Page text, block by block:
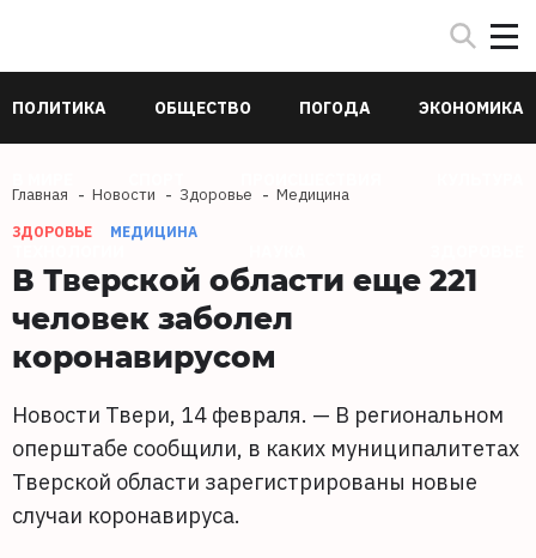
ПОЛИТИКА ОБЩЕСТВО ПОГОДА ЭКОНОМИКА
Главная Новости Здоровье Медицина
ЗДОРОВЬЕ МЕДИЦИНА
В Тверской области еще 221
человек заболел
коронавирусом
Новости Твери, 14 февраля. — В региональном
оперштабе сообщили, в каких муниципалитетах
Тверской области зарегистрированы новые
случаи коронавируса.